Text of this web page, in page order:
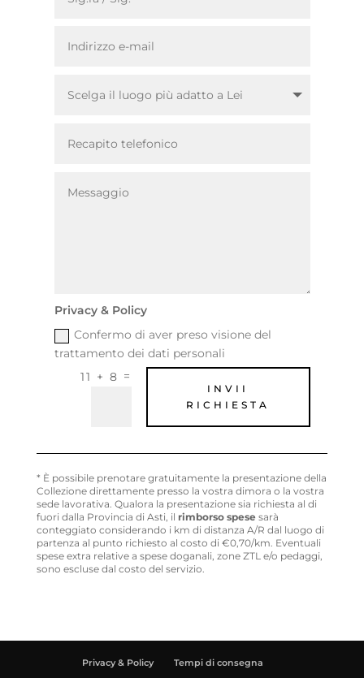
Privacy & Policy
Confermo di aver preso visione del
trattamento dei dati personali
11 + 8 =
INVII
RICHIESTA
* È possibile prenotare gratuitamente la presentazione della
Collezione direttamente presso la vostra dimora o la vostra
sede lavorativa. Qualora la presentazione sia richiesta al di
fuori dalla Provincia di Asti, il rimborso spese sarà
conteggiato considerando i km di distanza A/R dal luogo di
partenza al punto richiesto al costo di €0,70/km. Eventuali
spese extra relative a spese doganali, zone ZTL e/o pedaggi,
sono escluse dal costo del servizio.
Privacy & Policy Tempi di consegna